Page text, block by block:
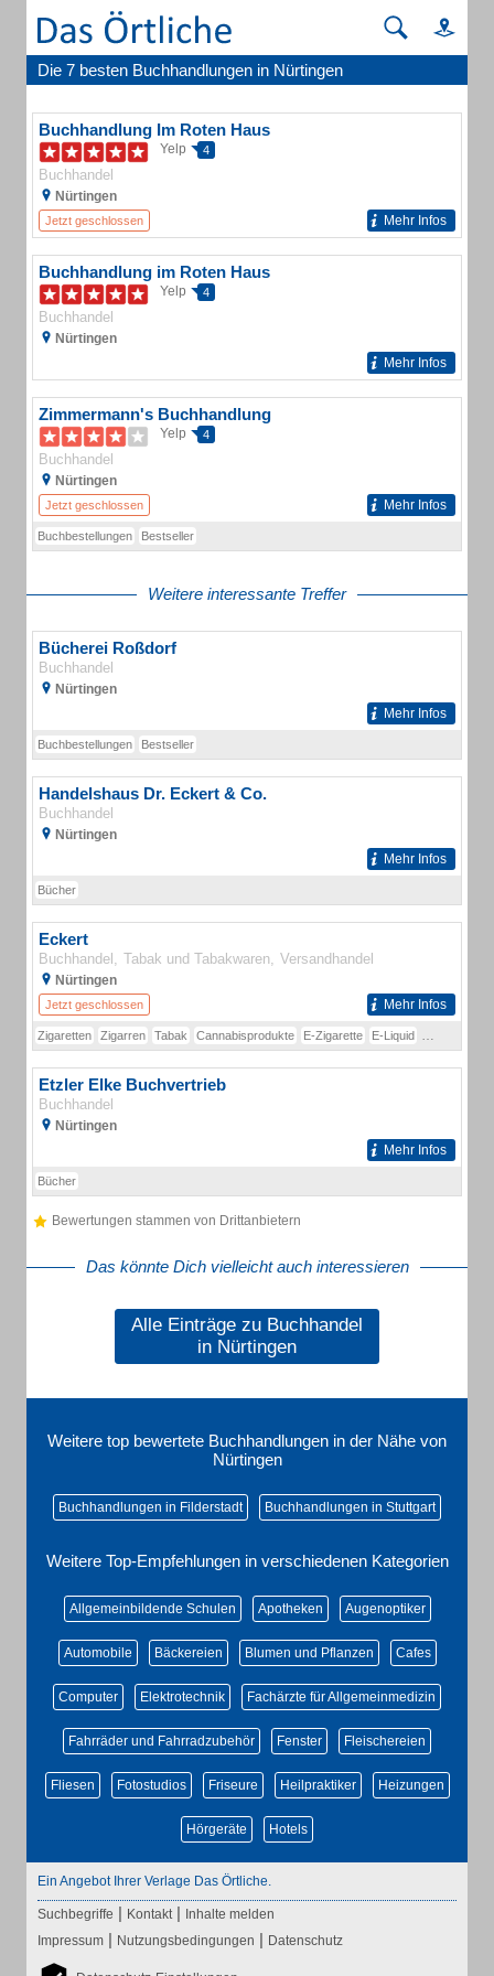
Die 7 besten Buchhandlungen in Nürtingen
Buchhandlung Im Roten Haus
Yelp 4
Buchhandel
Nürtingen
Jetzt geschlossen Mehr Infos
Buchhandlung im Roten Haus
Yelp 4
Buchhandel
Nürtingen
Mehr Infos
Zimmermann's Buchhandlung
Yelp 4
Buchhandel
Nürtingen
Jetzt geschlossen Mehr Infos
Buchbestellungen Bestseller
Weitere interessante Treffer
Bücherei Roßdorf
Buchhandel
Nürtingen
Mehr Infos
Buchbestellungen Bestseller
Handelshaus Dr. Eckert & Co.
Buchhandel
Nürtingen
Mehr Infos
Bücher
Eckert
Buchhandel Tabak und Tabakwaren Versandhandel
Nürtingen
Jetzt geschlossen Mehr Infos
Zigaretten Zigarren Tabak Cannabisprodukte E-Zigarette E-Liquid
Etzler Elke Buchvertrieb
Buchhandel
Nürtingen
Mehr Infos
Bücher
Bewertungen stammen von Drittanbietern
Das könnte Dich vielleicht auch interessieren
Alle Einträge zu Buchhandel
in Nürtingen
Weitere top bewertete Buchhandlungen in der Nähe von
Nürtingen
Buchhandlungen in Filderstadt Buchhandlungen in Stuttgart
Weitere Top-Empfehlungen in verschiedenen Kategorien
Allgemeinbildende Schulen Apotheken Augenoptiker
Automobile Bäckereien Blumen und Pflanzen Cafes
Computer Elektrotechnik Fachärzte für Allgemeinmedizin
Fahrräder und Fahrradzubehör Fenster Fleischereien
Fliesen Fotostudios Friseure Heilpraktiker Heizungen
Hörgeräte Hotels
Ein Angebot Ihrer Verlage Das Örtliche.
Suchbegriffe | Kontakt | Inhalte melden
Impressum | Nutzungsbedingungen | Datenschutz